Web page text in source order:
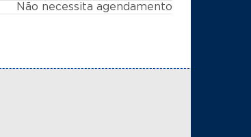
Não necessita agendamento